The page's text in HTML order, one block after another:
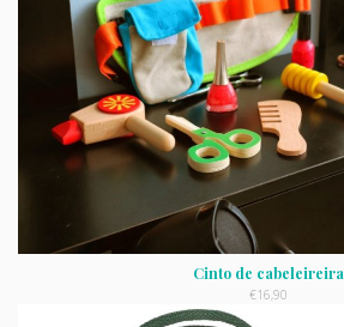
Cinto de cabeleireira
€16,90